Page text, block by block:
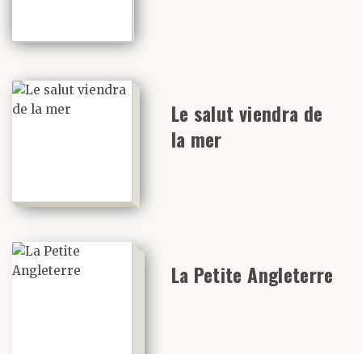
Le salut viendra de
la mer
La Petite Angleterre